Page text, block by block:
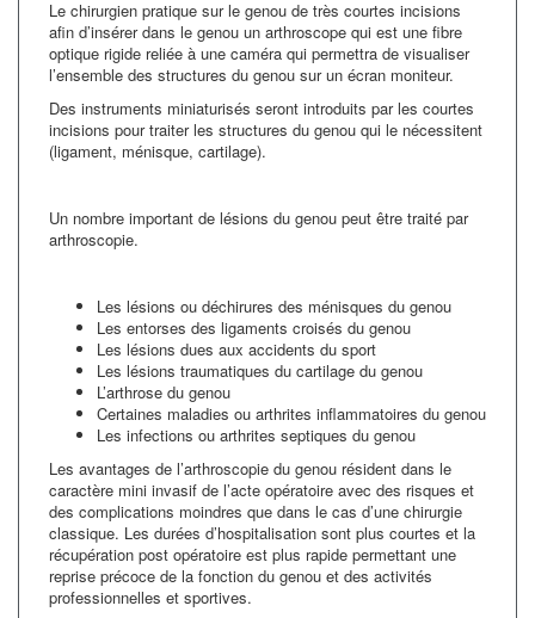
Le chirurgien pratique sur le genou de très courtes incisions
afin d’insérer dans le genou un arthroscope qui est une fibre
optique rigide reliée à une caméra qui permettra de visualiser
l’ensemble des structures du genou sur un écran moniteur.
Des instruments miniaturisés seront introduits par les courtes
incisions pour traiter les structures du genou qui le nécessitent
(ligament, ménisque, cartilage).
Un nombre important de lésions du genou peut être traité par
arthroscopie.
Les lésions ou déchirures des ménisques du genou
Les entorses des ligaments croisés du genou
Les lésions dues aux accidents du sport
Les lésions traumatiques du cartilage du genou
L’arthrose du genou
Certaines maladies ou arthrites inflammatoires du genou
Les infections ou arthrites septiques du genou
Les avantages de l’arthroscopie du genou résident dans le
caractère mini invasif de l’acte opératoire avec des risques et
des complications moindres que dans le cas d’une chirurgie
classique. Les durées d’hospitalisation sont plus courtes et la
récupération post opératoire est plus rapide permettant une
reprise précoce de la fonction du genou et des activités
professionnelles et sportives.